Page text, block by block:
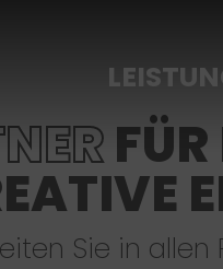
Sie in allen